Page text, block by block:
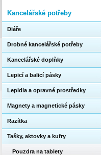
Kancelářské potřeby
Diáře
Drobné kancelářské potřeby
Kancelářské doplňky
Lepicí a balicí pásky
Lepidla a opravné prostředky
Magnety a magnetické pásky
Razítka
Tašky, aktovky a kufry
Pouzdra na tablety